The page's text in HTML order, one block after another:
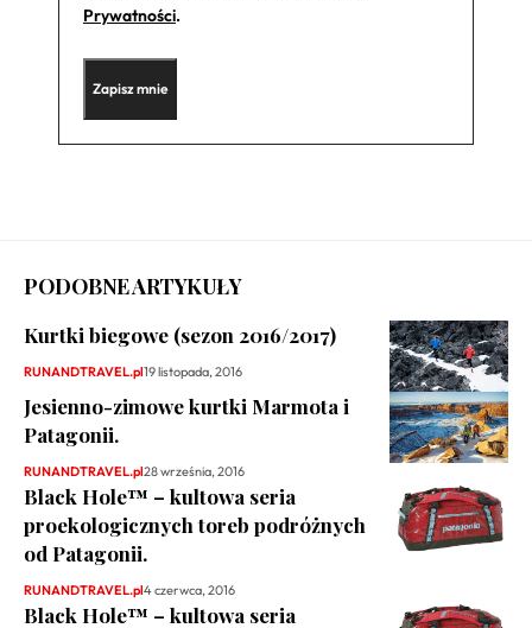
Prywatności.
PODOBNE ARTYKUŁY
Kurtki biegowe (sezon 2016/2017)
RUNANDTRAVEL.pl19 listopada, 2016
Jesienno-zimowe kurtki Marmota i
Patagonii.
RUNANDTRAVEL.pl28 września, 2016
Black Hole™ – kultowa seria
proekologicznych toreb podróżnych
od Patagonii.
RUNANDTRAVEL.pl4 czerwca, 2016
Black Hole™ – kultowa seria